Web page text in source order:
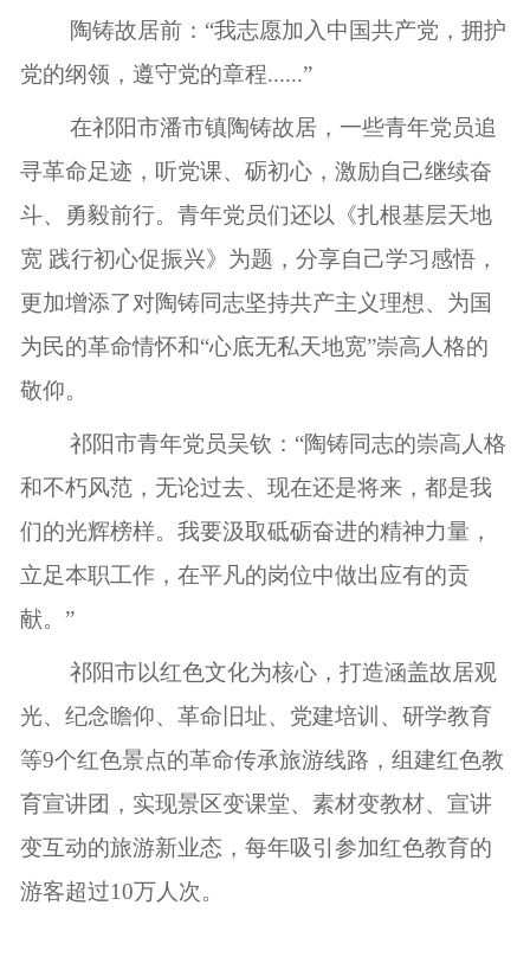
陶铸故居前：“我志愿加入中国共产党，拥护
党的纲领，遵守党的章程......”
在祁阳市潘市镇陶铸故居，一些青年党员追
寻革命足迹，听党课、砺初心，激励自己继续奋
斗、勇毅前行。青年党员们还以《扎根基层天地
宽 践行初心促振兴》为题，分享自己学习感悟，
更加增添了对陶铸同志坚持共产主义理想、为国
为民的革命情怀和“心底无私天地宽”崇高人格的
敬仰。
祁阳市青年党员吴钦：“陶铸同志的崇高人格
和不朽风范，无论过去、现在还是将来，都是我
们的光辉榜样。我要汲取砥砺奋进的精神力量，
立足本职工作，在平凡的岗位中做出应有的贡
献。”
祁阳市以红色文化为核心，打造涵盖故居观
光、纪念瞻仰、革命旧址、党建培训、研学教育
等9个红色景点的革命传承旅游线路，组建红色教
育宣讲团，实现景区变课堂、素材变教材、宣讲
变互动的旅游新业态，每年吸引参加红色教育的
游客超过10万人次。